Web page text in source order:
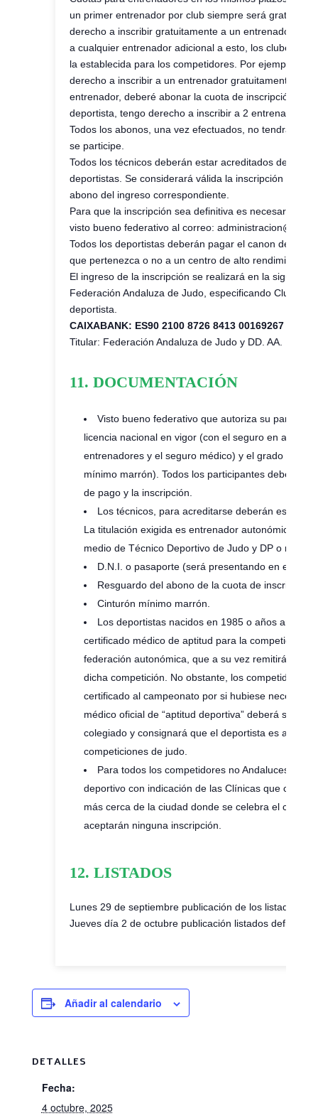
un primer entrenador por club siempre será gratuita.
derecho a inscribir gratuitamente a un entrenador por
a cualquier entrenador adicional a esto, los clubes
la establecida para los competidores. Por ejemplo, si
derecho a inscribir a un entrenador gratuitamente. Si
entrenador, deberé abonar la cuota de inscripción.
deportista, tengo derecho a inscribir a 2 entrenadores
Todos los abonos, una vez efectuados, no tendrán
se participe.
Todos los técnicos deberán estar acreditados dentro
deportistas. Se considerará válida la inscripción en el
abono del ingreso correspondiente.
Para que la inscripción sea definitiva es necesario
visto bueno federativo al correo:
Todos los deportistas deberán pagar el canon de
que pertenezca o no a un centro de alto rendimiento.
El ingreso de la inscripción se realizará en la siguiente
Federación Andaluza de Judo, especificando Club o
deportista.
CAIXABANK: ES90 2100 8726 8413 00169267
Titular: Federación Andaluza de Judo y DD. AA.
11. DOCUMENTACIÓN
Visto bueno federativo que autoriza su
licencia nacional en vigor (con el seguro en
entrenadores y el seguro médico) y el grado de los
mínimo marrón). Todos los participantes deberán
de pago y la inscripción.
Los técnicos, para acreditarse deberán estar
La titulación exigida es entrenador autonómico o
medio de Técnico Deportivo de Judo y DP o nivel
D.N.I. o pasaporte (será presentando en el
Resguardo del abono de la cuota de inscripción.
Cinturón mínimo marrón.
Los deportistas nacidos en 1985 o años
certificado médico de aptitud para la competición
federación autonómica, que a su vez remitirá su Vº
dicha competición. No obstante, los competidores
certificado al campeonato por si hubiese
médico oficial de “aptitud deportiva” deberá ser
colegiado y consignará que el deportista es apto
competiciones de judo.
Para todos los competidores no Andaluces es
deportivo con indicación de las Clínicas que cubra
más cerca de la ciudad donde se celebra el
aceptarán ninguna inscripción.
12. LISTADOS
Lunes 29 de septiembre publicación de los listados
Jueves día 2 de octubre publicación listados
Añadir al calendario
DETALLES
Fecha:
4 octubre, 2025